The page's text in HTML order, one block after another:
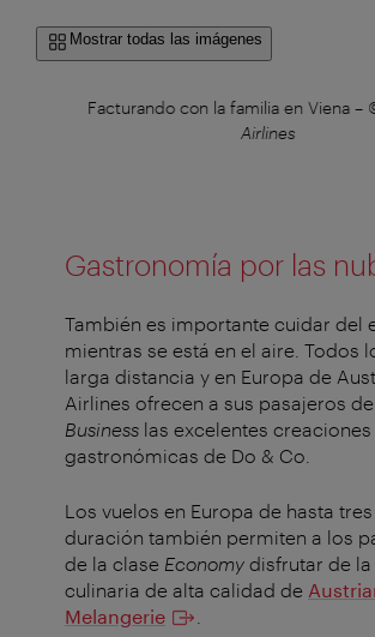
Mostrar todas las imágenes
Facturando con la familia en Viena–
Airlines
Gastronomía por las
También es importante cuidar del
mientras se está en el aire. Todos
larga distancia y en Europa de
Airlines ofrecen a sus pasajeros
Business las excelentes creaciones
gastronómicas de Do & Co.
Los vuelos en Europa de hasta
duración también permiten a los
de la clase Economy disfrutar de
culinaria de alta calidad de
Melangerie